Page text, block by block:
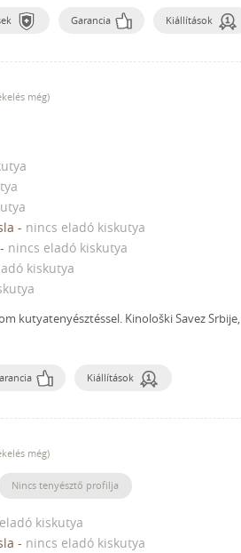
Garancia Kiállítások
még)
- nincs eladó kiskutya
- nincs eladó kiskutya
kiskutya
kutyatenyésztéssel. Kinološki Savez
Kiállítások
még)
Nincs tenyésztő profilja
kiskutya
- nincs eladó kiskutya